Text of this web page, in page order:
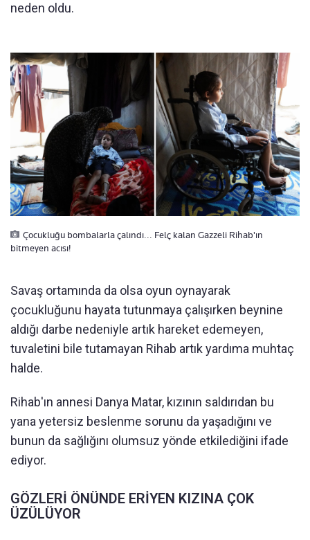
neden oldu.
Çocukluğu bombalarla çalındı... Felç kalan Gazzeli Rihab'ın
bitmeyen acısı!
Savaş ortamında da olsa oyun oynayarak
çocukluğunu hayata tutunmaya çalışırken beynine
aldığı darbe nedeniyle artık hareket edemeyen,
tuvaletini bile tutamayan Rihab artık yardıma muhtaç
halde.
Rihab'ın annesi Danya Matar, kızının saldırıdan bu
yana yetersiz beslenme sorunu da yaşadığını ve
bunun da sağlığını olumsuz yönde etkilediğini ifade
ediyor.
GÖZLERİ ÖNÜNDE ERİYEN KIZINA ÇOK
ÜZÜLÜYOR